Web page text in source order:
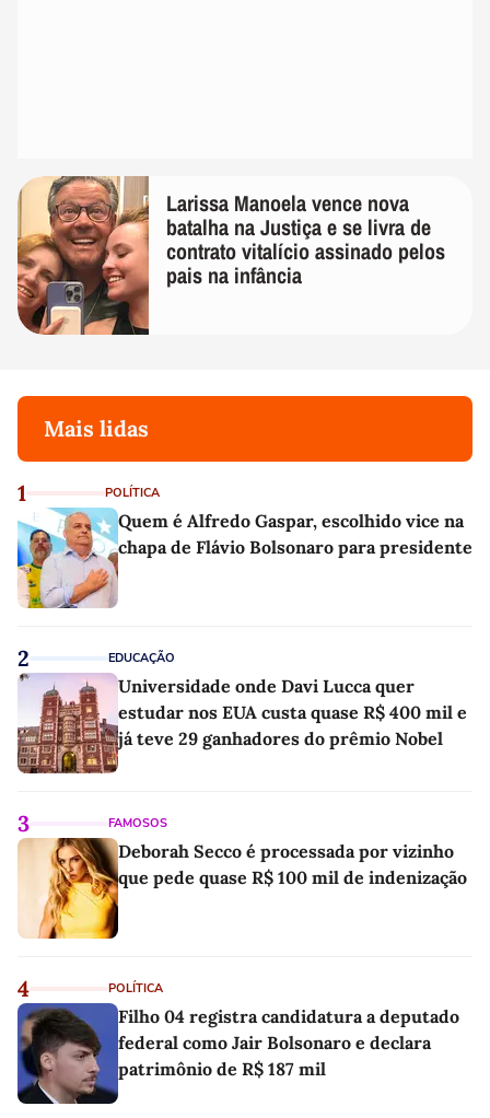
Larissa Manoela vence nova
batalha na Justiça e se livra de
contrato vitalício assinado pelos
pais na infância
Mais lidas
1 POLÍTICA
Quem é Alfredo Gaspar, escolhido vice na
chapa de Flávio Bolsonaro para presidente
2 EDUCAÇÃO
Universidade onde Davi Lucca quer
estudar nos EUA custa quase R$ 400 mil e
já teve 29 ganhadores do prêmio Nobel
3 FAMOSOS
Deborah Secco é processada por vizinho
que pede quase R$ 100 mil de indenização
4 POLÍTICA
Filho 04 registra candidatura a deputado
federal como Jair Bolsonaro e declara
patrimônio de R$ 187 mil